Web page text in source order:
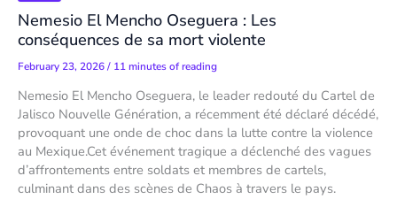
Nemesio El Mencho Oseguera : Les
conséquences de sa mort violente
February 23, 2026/ 11 minutes of reading
Nemesio El Mencho Oseguera, le leader redouté du Cartel de
Jalisco Nouvelle Génération, a récemment été déclaré décédé,
provoquant une onde de choc dans la lutte contre la violence
au Mexique.Cet événement tragique a déclenché des vagues
d’affrontements entre soldats et membres de cartels,
culminant dans des scènes de Chaos à travers le pays.